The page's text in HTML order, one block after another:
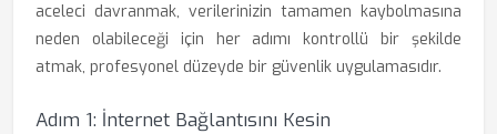
aceleci davranmak, verilerinizin tamamen kaybolmasına
neden olabileceği için her adımı kontrollü bir şekilde
atmak, profesyonel düzeyde bir güvenlik uygulamasıdır.
Adım 1: İnternet Bağlantısını Kesin